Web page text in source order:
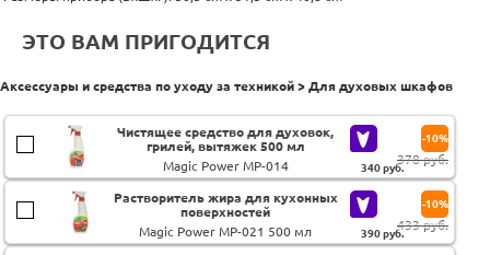
ЭТО ВАМ ПРИГОДИТСЯ
Аксессуары и средства по уходу за техникой > Для духовых шкафов
Чистящее средство для духовок,
грилей, вытяжек 500 мл
Magic Power MP-014
340руб.
378 руб.
-10%
Растворитель жира для кухонных
поверхностей
Magic Power MP-021 500 мл
390руб.
433 руб.
-10%